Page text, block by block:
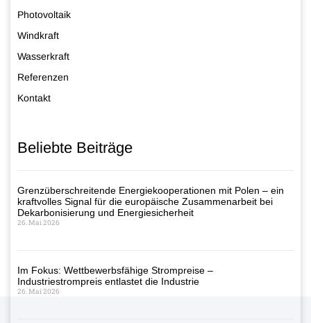
Photovoltaik
Windkraft
Wasserkraft
Referenzen
Kontakt
Beliebte Beiträge
Grenzüberschreitende Energiekooperationen mit Polen – ein
kraftvolles Signal für die europäische Zusammenarbeit bei
Dekarbonisierung und Energiesicherheit
26. Mai 2026
Im Fokus: Wettbewerbsfähige Strompreise –
Industriestrompreis entlastet die Industrie
26. Mai 2026